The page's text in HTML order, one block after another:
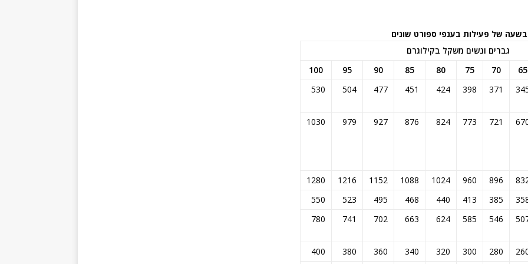
של פעילות בענפי ספורט שונים
גברים ונשים משקל בקילוגרם
65
70
75
80
85
90
95
100
371
398
424
451
477
504
530
721
773
824
876
927
979
1030
896
960
1024
1088
1152
1216
1280
385
413
440
468
495
523
550
546
585
624
663
702
741
780
280
300
320
340
360
380
400